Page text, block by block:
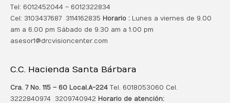
Tel: 6012452044 – 6012322834
Cel: 3103437687 3114162835 Horario : Lunes a viernes de 9.00
am a 6.00 pm Sábado de 9.30 am a 1.00 pm
asesor1@drcvisioncenter.com
C.C. Hacienda Santa Bárbara
Cra. 7 No. 115 – 60 Local.A-224 Tel. 6018053060 Cel.
3222840974 3209740942 Horario de atención: